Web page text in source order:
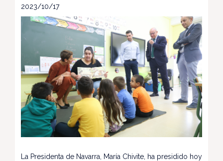
2023/10/17
La Presidenta de Navarra, María Chivite, ha presidido hoy